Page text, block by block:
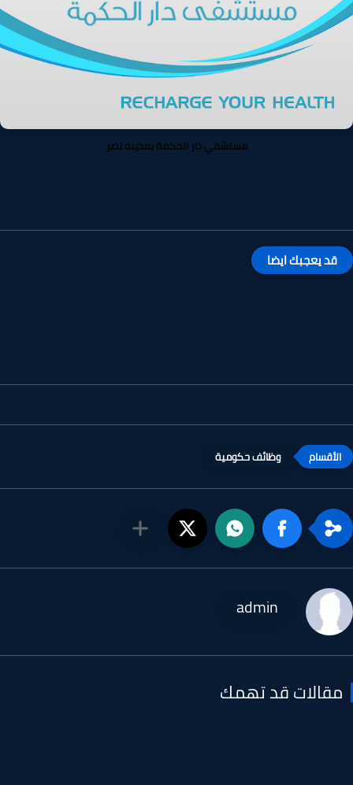
مستشفي دار الحكمة بمدينه نصر
قد يعجبك ايضا
وظائف حكومية
admin
قد تهمك